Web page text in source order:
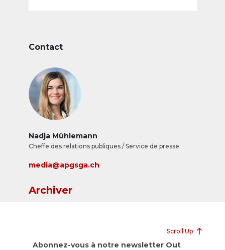
Contact
Nadja Mühlemann
Cheffe des relations publiques / Service de presse
media@apgsga.ch
Archiver
Scroll Up
Abonnez-vous à notre newsletter Out